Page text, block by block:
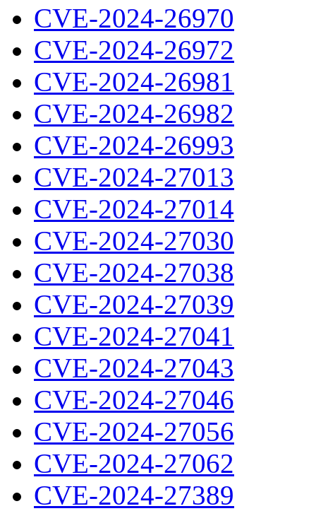
CVE-2024-26970
CVE-2024-26972
CVE-2024-26981
CVE-2024-26982
CVE-2024-26993
CVE-2024-27013
CVE-2024-27014
CVE-2024-27030
CVE-2024-27038
CVE-2024-27039
CVE-2024-27041
CVE-2024-27043
CVE-2024-27046
CVE-2024-27056
CVE-2024-27062
CVE-2024-27389